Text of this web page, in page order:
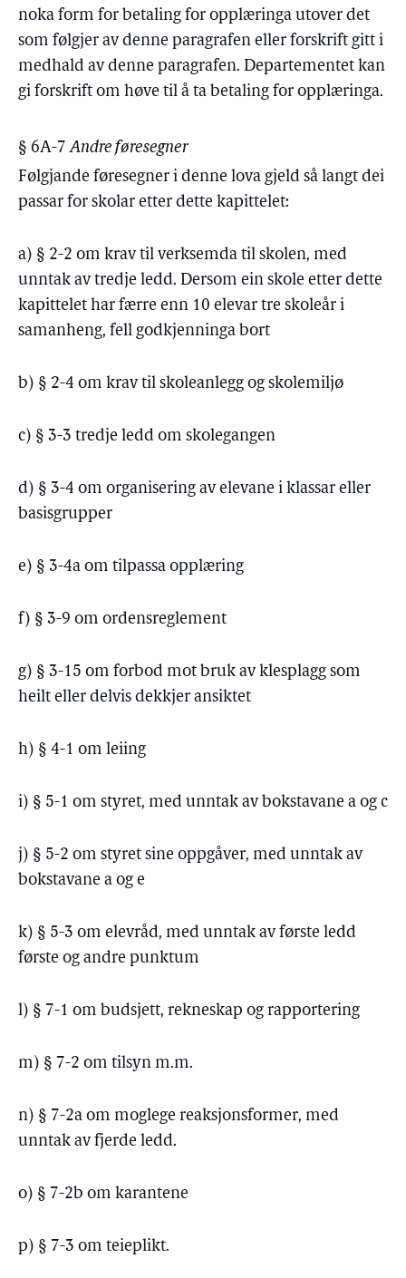
noka form for betaling for opplæringa utover det
som følgjer av denne paragrafen eller forskrift gitt i
medhald av denne paragrafen. Departementet kan
gi forskrift om høve til å ta betaling for opplæringa.
§ 6A-7Andre føresegner
Følgjande føresegner i denne lova gjeld så langt dei
passar for skolar etter dette kapittelet:
a) § 2-2 om krav til verksemda til skolen, med
unntak av tredje ledd. Dersom ein skole etter dette
kapittelet har færre enn 10 elevar tre skoleår i
samanheng, fell godkjenninga bort
b) § 2-4 om krav til skoleanlegg og skolemiljø
c) § 3-3 tredje ledd om skolegangen
d) § 3-4 om organisering av elevane i klassar eller
basisgrupper
e) § 3-4a om tilpassa opplæring
f) § 3-9 om ordensreglement
g) § 3-15 om forbod mot bruk av klesplagg som
heilt eller delvis dekkjer ansiktet
h) § 4-1 om leiing
i) § 5-1 om styret, med unntak av bokstavane a og c
j) § 5-2 om styret sine oppgåver, med unntak av
bokstavane a og e
k) § 5-3 om elevråd, med unntak av første ledd
første og andre punktum
l) § 7-1 om budsjett, rekneskap og rapportering
m) § 7-2 om tilsyn m.m.
n) § 7-2a om moglege reaksjonsformer, med
unntak av fjerde ledd.
o) § 7-2b om karantene
p) § 7-3 om teieplikt.